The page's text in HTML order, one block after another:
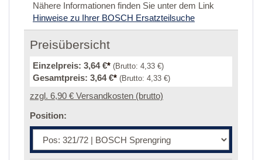
Nähere Informationen finden Sie unter dem Link
Hinweise zu Ihrer BOSCH Ersatzteilsuche
Preisübersicht
Einzelpreis: 3,64 €* (Brutto: 4,33 €)
Gesamtpreis: 3,64 €* (Brutto: 4,33 €)
zzgl. 6,90 € Versandkosten (brutto)
Position: